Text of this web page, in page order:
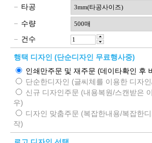
타공
수량
건수
행택 디자인 (단순디자인 무료행사중)
인쇄만주문 및 재주문 (데이타확인 후
단순한디자인 (글씨체를 이용한 디자
신규 디자인주문 (내용복원/스캔받은
우)
디자인 맞춤주문 (복잡한내용/복잡한
작)